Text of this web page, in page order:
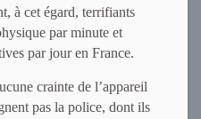
à cet égard, terrifiants
par minute et
par jour en France.
crainte de l’appareil
pas la police, dont ils